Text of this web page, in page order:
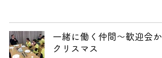
一緒に働く仲間〜歓迎会か
クリスマス